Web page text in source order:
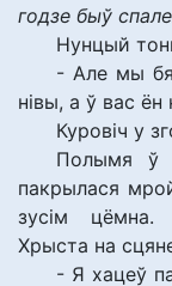
годзе быў
Нунцый
- Але мы
нівы, а ў вас ён
Куровіч у
Полымя ў
пакрылася
зусім цёмна.
Хрыста на
- Я хацеў